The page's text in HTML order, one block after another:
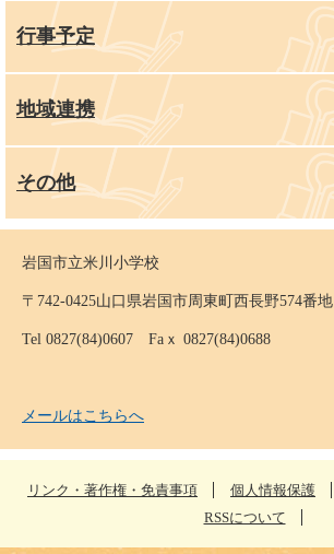
行事予定
地域連携
その他
岩国市立米川小学校
〒742-0425山口県岩国市周東町西長野574番地
Tel 0827(84)0607 Faｘ 0827(84)0688
メールはこちらへ
リンク・著作権・免責事項 個人情報保護
RSSについて